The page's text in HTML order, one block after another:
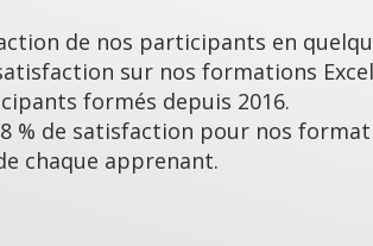
de nos participants en
sur nos formations
formés depuis 2016.
% de satisfaction pour nos
chaque apprenant.